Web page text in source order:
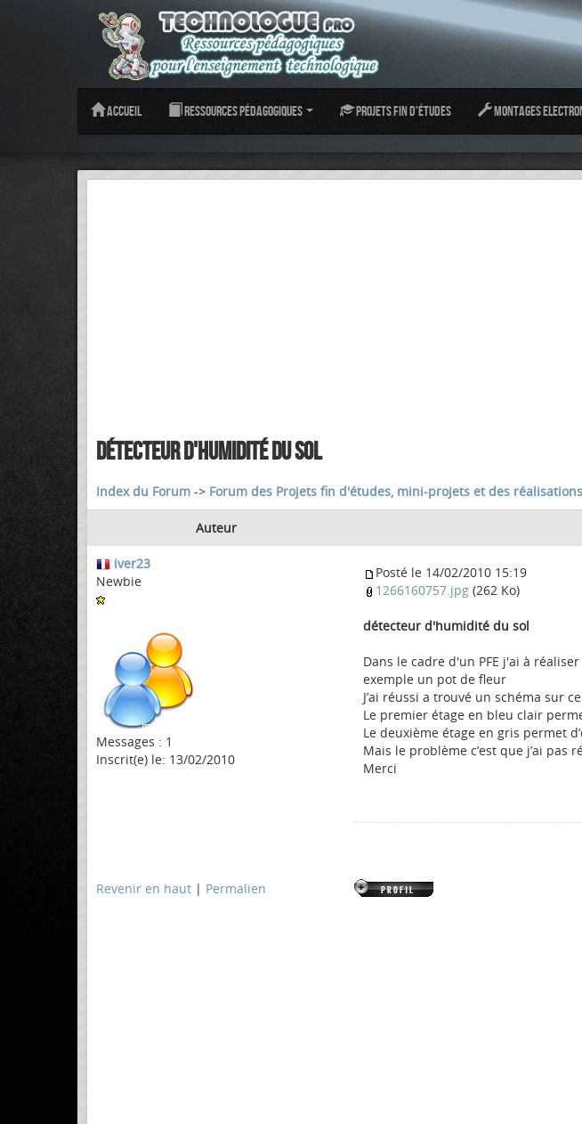
Accueil Ressources pédagogiques Projets fin d'études Montages
DÉTECTEUR D'HUMIDITÉ DU SOL
Index du Forum -> Forum des Projets fin d'études, mini-projets et des
Auteur
iver23
Newbie
Messages : 1
Inscrit(e) le: 13/02/2010
Posté le 14/02/2010 15:19
1266160757.jpg (262 Ko)
détecteur d'humidité du sol
Dans le cadre d'un PFE j'ai à
exemple un pot de fleur
J’ai réussi a trouvé un schéma sur
Le premier étage en bleu clair
Le deuxième étage en gris permet
Mais le problème c’est que j’ai pas
Merci
Revenir en haut | Permalien